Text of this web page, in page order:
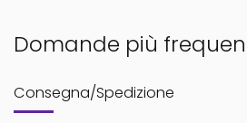
Domande più
Consegna/Spedizione